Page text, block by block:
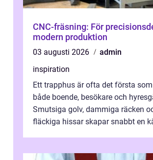
CNC-fräsning: För
modern produktion
03 augusti 2026
admin
inspiration
Ett trapphus är ofta det första
både boende, besökare och
Smutsiga golv, dammiga räcken
fläckiga hissar skapar snabbt en